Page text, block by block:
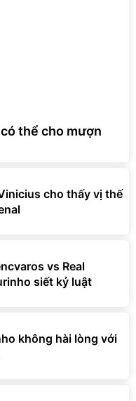
thể cho mượn
cho thấy vị thế
vs Real
siết kỷ luật
không hài lòng với